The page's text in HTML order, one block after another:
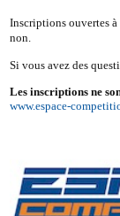
Inscriptions ouvertes à
non.
Si vous avez des
Les inscriptions ne
www.espace-